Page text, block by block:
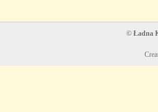
© Ładna